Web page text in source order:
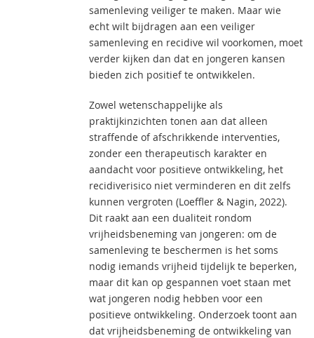
samenleving veiliger te maken. Maar wie
echt wilt bijdragen aan een veiliger
samenleving en recidive wil voorkomen, moet
verder kijken dan dat en jongeren kansen
bieden zich positief te ontwikkelen.
Zowel wetenschappelijke als
praktijkinzichten tonen aan dat alleen
straffende of afschrikkende interventies,
zonder een therapeutisch karakter en
aandacht voor positieve ontwikkeling, het
recidiverisico niet verminderen en dit zelfs
kunnen vergroten (Loeffler & Nagin, 2022).
Dit raakt aan een dualiteit rondom
vrijheidsbeneming van jongeren: om de
samenleving te beschermen is het soms
nodig iemands vrijheid tijdelijk te beperken,
maar dit kan op gespannen voet staan met
wat jongeren nodig hebben voor een
positieve ontwikkeling. Onderzoek toont aan
dat vrijheidsbeneming de ontwikkeling van